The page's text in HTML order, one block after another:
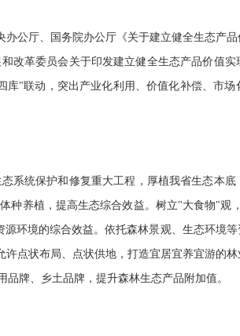
公厅、国务院办公厅《关于建立健全生态产
改革委员会关于印发建立健全生态产品价值
"联动，突出产业化利用、价值化补偿、市
系统保护和修复重大工程，厚植我省生态本
种养植，提高生态综合效益。树立"大食物"观
环境的综合效益。依托森林景观、生态环境等
点状布局、点状供地，打造宜居宜养宜游的
牌、乡土品牌，提升森林生态产品附加值。